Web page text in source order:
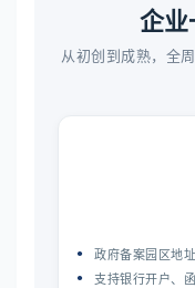
企
从初创到成熟，全
政府备案园区地
支持银行开户、